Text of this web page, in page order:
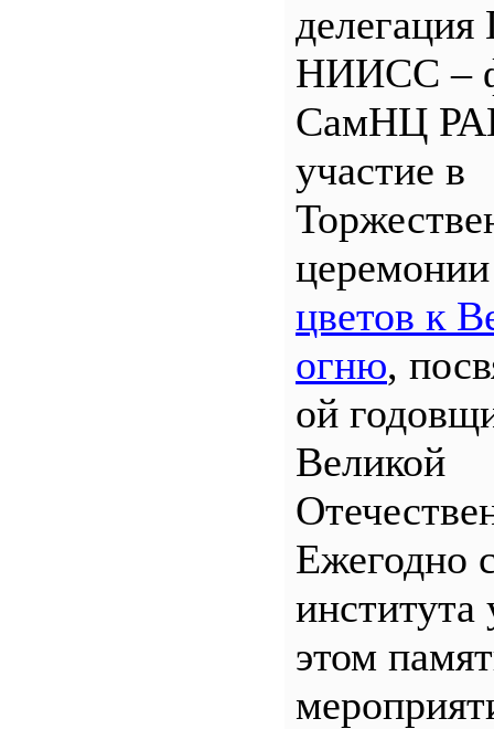
НИИСС –
СамНЦ
участие в
цветов к
огню,
ой
Великой
Ежегодно
института
этом